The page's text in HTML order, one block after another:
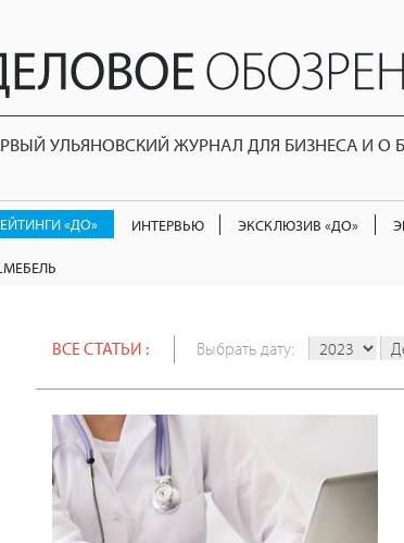
УЛЬЯНОВСКИЙ ЖУРНАЛ ДЛЯ БИЗНЕСА И О
«ДО» ИНТЕРВЬЮ ЭКСКЛЮЗИВ «ДО»
ВСЕ СТАТЬИ : Выбрать дату: